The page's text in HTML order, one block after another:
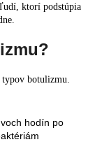
ktorí podstúpia
botulizmu.
hodín po